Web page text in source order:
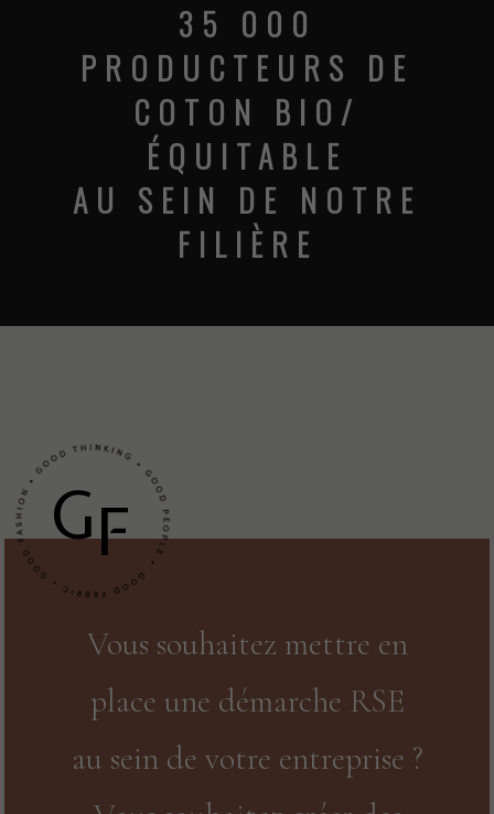
DES FILIÈRES
CERTIFIÉES
SUR 5 CONTINENTS
Vous souhaitez mettre en
place une démarche RSE
au sein de votre entreprise ?
GF